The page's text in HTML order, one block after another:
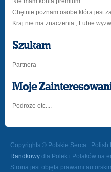
Chętnie poznam osobe która jest
Kraj nie ma znaczenia , Lubie
Szukam
Partnera
Moje
Podroze etc....
Copyrights © Polskie Serca : Polish
Randkowy dla Polek i Polaków na
Strona jest objęta prawami